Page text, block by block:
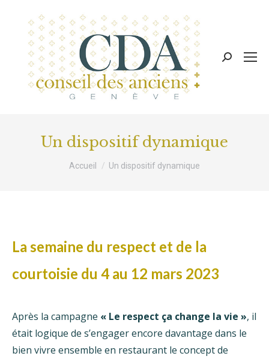
Recherche
Un dispositif dynamique
Vous êtes ici :
Accueil Un dispositif dynamique
La semaine du respect et de la
courtoisie du 4 au 12 mars 2023
Après la campagne « Le respect ça change la vie », il
était logique de s’engager encore davantage dans le
bien vivre ensemble en restaurant le concept de